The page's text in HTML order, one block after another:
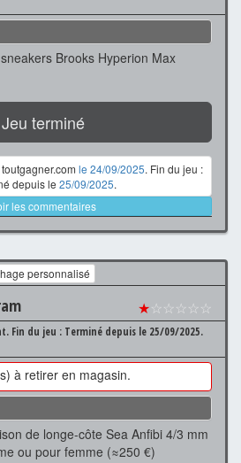
Brooks Hyperion Max
Jeu terminé
le 24/09/2025. Fin du jeu :
depuis le 25/09/2025.
les commentaires
personnalisé
★☆☆☆☆☆
Fin du jeu : Terminé depuis le 25/09/2025.
à retirer en magasin.
de longe-côte Sea Anfibi 4/3 mm
ou pour femme (≈250 €)